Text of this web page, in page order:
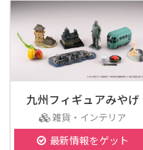
九州フィギュアみやげ
雑貨・インテリア
最新情報をゲット